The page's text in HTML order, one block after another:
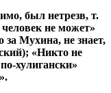
был нетрезв, т.
не может»
Мухина, не знает,
«Никто не
хулигански»